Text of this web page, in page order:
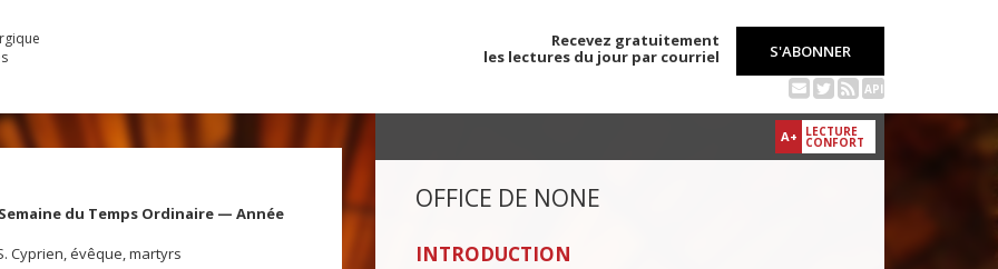
Recevez gratuitement
les lectures du jour par courriel
S'ABONNER
API
du Temps Ordinaire — Année
Cyprien, évêque, martyrs
A+ LECTURE
CONFORT
OFFICE DE NONE
INTRODUCTION